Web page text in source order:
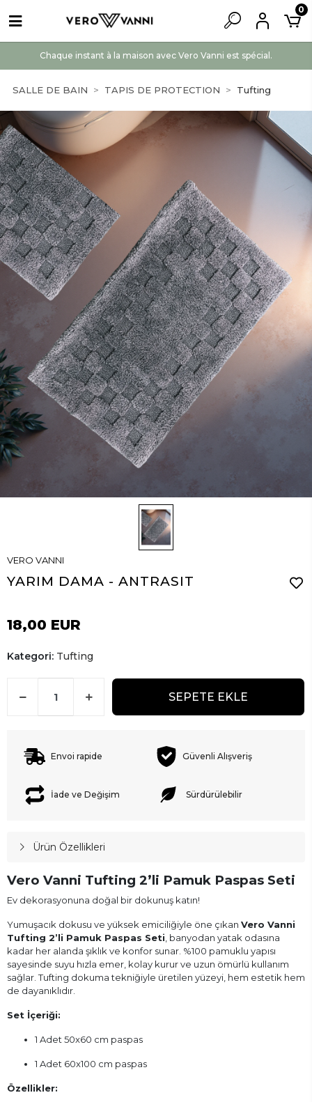
Chaque instant à la maison avec Vero Vanni est spécial.
0
SALLE DE BAIN TAPIS DE PROTECTION Tufting
VERO VANNI
YARIM DAMA - ANTRASIT
18,00 EUR
Kategori: Tufting
SEPETE EKLE
Envoi rapide Güvenli Alışveriş
İade ve Değişim Sürdürülebilir
Ürün Özellikleri
Vero Vanni Tufting 2’li Pamuk Paspas Seti
Ev dekorasyonuna doğal bir dokunuş katın!
Yumuşacık dokusu ve yüksek emiciliğiyle öne çıkan Vero Vanni
Tufting 2’li Pamuk Paspas Seti, banyodan yatak odasına
kadar her alanda şıklık ve konfor sunar. %100 pamuklu yapısı
sayesinde suyu hızla emer, kolay kurur ve uzun ömürlü kullanım
sağlar. Tufting dokuma tekniğiyle üretilen yüzeyi, hem estetik hem
de dayanıklıdır.
Set İçeriği:
1 Adet 50x60 cm paspas
1 Adet 60x100 cm paspas
Özellikler: